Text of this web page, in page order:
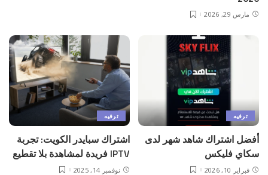
مارس 29, 2026
ترفيه
أفضل اشتراك شاهد شهر لدى
سكاي فليكس
فبراير 10, 2026
ترفيه
اشتراك سبايدر الكويت: تجربة
IPTV فريدة لمشاهدة بلا تقطيع
نوفمبر 14, 2025